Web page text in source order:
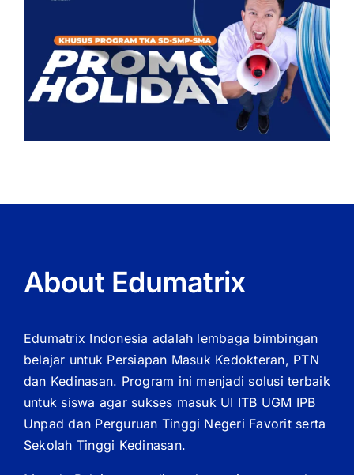
About Edumatrix
Edumatrix Indonesia adalah lembaga bimbingan
belajar untuk Persiapan Masuk Kedokteran, PTN
dan Kedinasan. Program ini menjadi solusi terbaik
untuk siswa agar sukses masuk UI ITB UGM IPB
Unpad dan Perguruan Tinggi Negeri Favorit serta
Sekolah Tinggi Kedinasan.